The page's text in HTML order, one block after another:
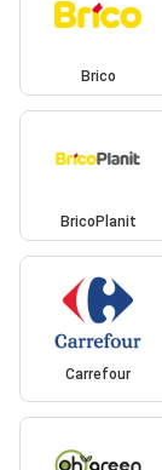
Brico
BricoPlanit
Carrefour